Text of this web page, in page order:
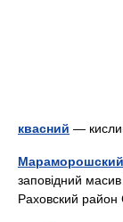
квасний —
заповідний
Раховский